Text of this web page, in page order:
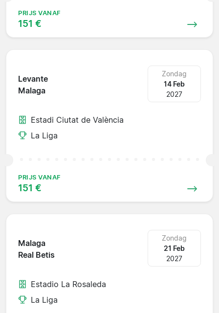
PRIJS VANAF
151 €
Levante
Malaga
Zondag
14 Feb
2027
Estadi Ciutat de València
La Liga
PRIJS VANAF
151 €
Malaga
Real Betis
Zondag
21 Feb
2027
Estadio La Rosaleda
La Liga